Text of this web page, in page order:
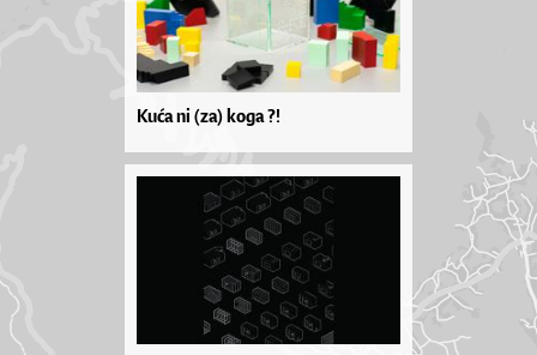
Kuća ni (za) koga ?!